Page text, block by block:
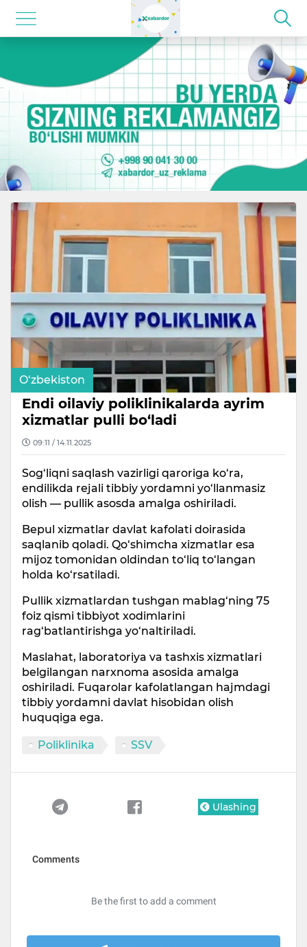
O‘zbekiston
Endi oilaviy poliklinikalarda ayrim
xizmatlar pulli bo‘ladi
09:11 / 14.11.2025
Sog‘liqni saqlash vazirligi qaroriga ko‘ra,
endilikda rejali tibbiy yordamni yo‘llanmasiz
olish — pullik asosda amalga oshiriladi.
Bepul xizmatlar davlat kafolati doirasida
saqlanib qoladi. Qo‘shimcha xizmatlar esa
mijoz tomonidan oldindan to‘liq to‘langan
holda ko‘rsatiladi.
Pullik xizmatlardan tushgan mablag‘ning 75
foiz qismi tibbiyot xodimlarini
rag‘batlantirishga yo‘naltiriladi.
Maslahat, laboratoriya va tashxis xizmatlari
belgilangan narxnoma asosida amalga
oshiriladi. Fuqarolar kafolatlangan hajmdagi
tibbiy yordamni davlat hisobidan olish
huquqiga ega.
Poliklinika SSV
Ulashing